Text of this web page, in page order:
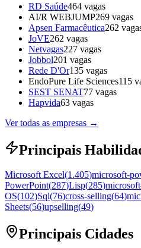
RD Saúde464 vagas
AI/R WEBJUMP269 vagas
Apsen Farmacêutica262
JoVE262 vagas
Netvagas227 vagas
Jobbol201 vagas
Rede D'Or135 vagas
EndoPure Life Sciences115
SEST SENAT77 vagas
Hapvida63 vagas
Ver todas as empresas →
Principais
Microsoft Excel(1.405)microsoft-
PowerPoint(287)Lisp(285)
OS(102)Sql(76)cross-selling(64)
Sheets(56)upselling(49)
Principais Cidades